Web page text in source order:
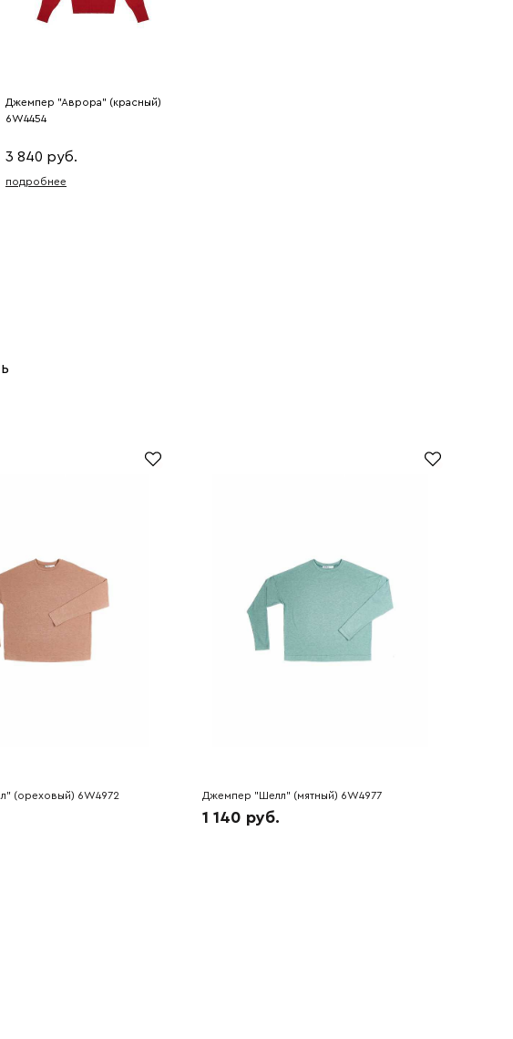
Джемпер "Аврора" (красный)
6W4454
3 840 руб.
подробнее
(ореховый) 6W4972 Джемпер "Шелл" (мятный) 6W4977
1 140 руб.